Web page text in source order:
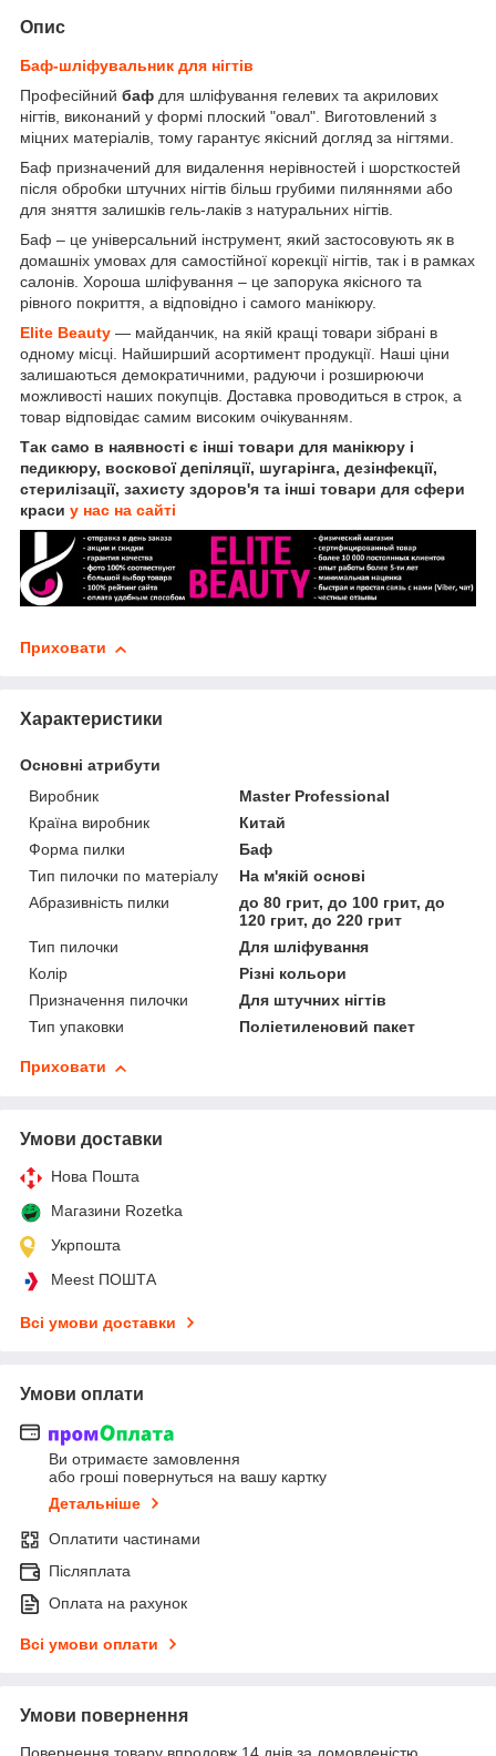
Опис
Баф-шліфувальник для нігтів
Професійний баф для шліфування гелевих та акрилових
нігтів, виконаний у формі плоский "овал". Виготовлений з
міцних матеріалів, тому гарантує якісний догляд за нігтями.
Баф призначений для видалення нерівностей і шорсткостей
після обробки штучних нігтів більш грубими пиляннями або
для зняття залишків гель-лаків з натуральних нігтів.
Баф – це універсальний інструмент, який застосовують як в
домашніх умовах для самостійної корекції нігтів, так і в рамках
салонів. Хороша шліфування – це запорука якісного та
рівного покриття, а відповідно і самого манікюру.
Elite Beauty — майданчик, на якій кращі товари зібрані в
одному місці. Найширший асортимент продукції. Наші ціни
залишаються демократичними, радуючи і розширюючи
можливості наших покупців. Доставка проводиться в строк, а
товар відповідає самим високим очікуванням.
Так само в наявності є інші товари для манікюру і
педикюру, воскової депіляції, шугарінга, дезінфекції,
стерилізації, захисту здоров'я та інші товари для сфери
краси у нас на сайті
Приховати
Характеристики
Основні атрибути
Виробник
Master Professional
Країна виробник
Китай
Форма пилки
Баф
Тип пилочки по матеріалу
На м'якій основі
Абразивність пилки
до 80 грит, до 100 грит, до
120 грит, до 220 грит
Тип пилочки
Для шліфування
Колір
Різні кольори
Призначення пилочки
Для штучних нігтів
Тип упаковки
Поліетиленовий пакет
Приховати
Умови доставки
Нова Пошта
Магазини Rozetka
Укрпошта
Meest ПОШТА
Всі умови доставки
Умови оплати
Ви отримаєте замовлення
або гроші повернуться на вашу картку
Детальніше
Оплатити частинами
Післяплата
Оплата на рахунок
Всі умови оплати
Умови повернення
Повернення товару впродовж 14 днів за домовленістю